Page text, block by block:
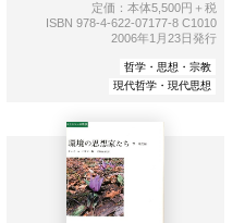
定価：本体5,500円＋税
ISBN 978-4-622-07177-8 C1010
2006年1月23日発行
哲学・思想・宗教
現代哲学・現代思想